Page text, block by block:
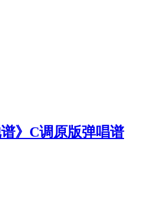
》C调原版弹唱谱